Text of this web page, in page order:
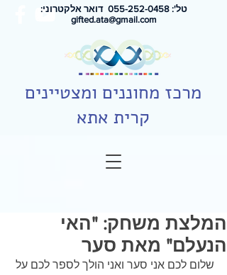
טל': 0 55-252-0458
דואר אלקטרוני:
gifted.ata@gmail.com
מרכז מחוננים ומצטיינים
קרית אתא
המלצת משחק: "האי
הנעלם" מאת סער
שלום לכם אני סער ואני הולך לספר לכם על